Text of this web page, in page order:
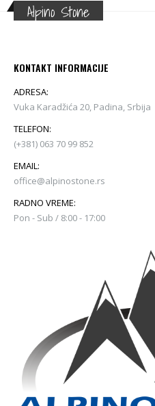
Alpino Stone
KONTAKT INFORMACIJE
ADRESA:
Vuka Karadžića 20, Padina, Srbija
TELEFON:
(+381) 063 70 99 852
EMAIL:
office@alpinostone.rs
RADNO VREME:
Pon - Sub / 8:00 - 17:00